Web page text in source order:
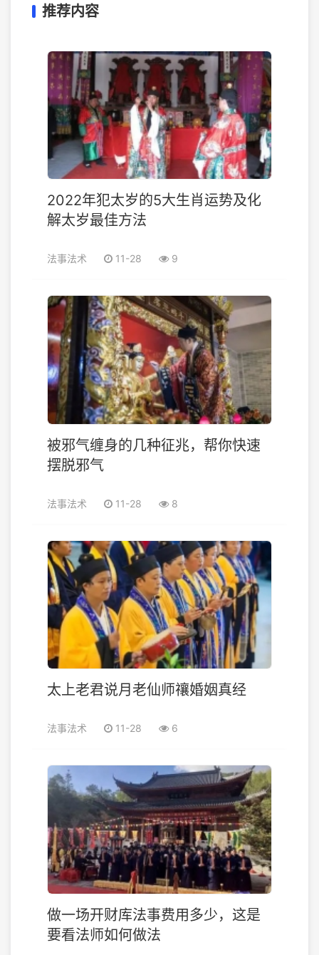
推荐内容
2022年犯太岁的5大生肖运势及化
解太岁最佳方法
法事法术 11-28 9
被邪气缠身的几种征兆，帮你快速
摆脱邪气
法事法术 11-28 8
太上老君说月老仙师禳婚姻真经
法事法术 11-28 6
做一场开财库法事费用多少，这是
要看法师如何做法